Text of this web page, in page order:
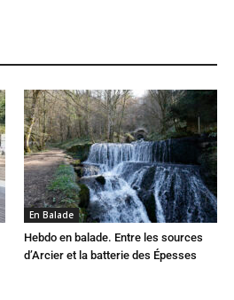
En Balade
Hebdo en balade. Entre les sources
d’Arcier et la batterie des Épesses